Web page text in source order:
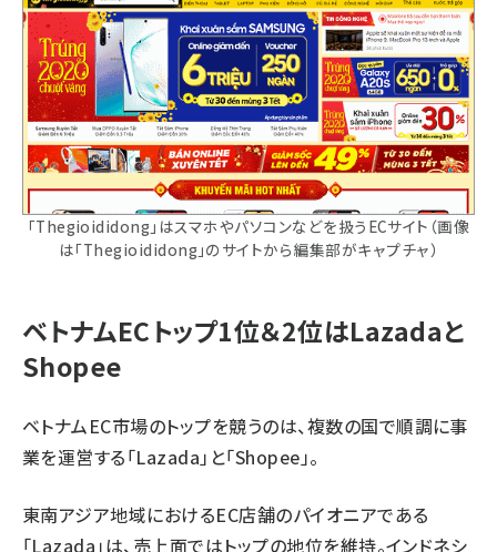
「Thegioididong」はスマホやパソコンなどを扱うECサイト（画像
は「Thegioididong」のサイトから編集部がキャプチャ）
ベトナムECトップ1位＆2位はLazadaと
Shopee
ベトナムEC市場のトップを競うのは、複数の国で順調に事
業を運営する「Lazada」と「Shopee」。
東南アジア地域におけるEC店舗のパイオニアである
「Lazada」は、売上面ではトップの地位を維持。インドネシ